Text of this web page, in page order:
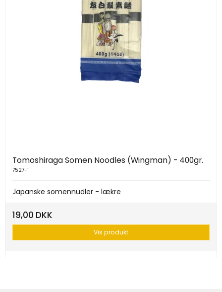
Tomoshiraga Somen Noodles (Wingman) - 400gr.
7527-1
Japanske somennudler - lækre
19,00 DKK
Vis produkt